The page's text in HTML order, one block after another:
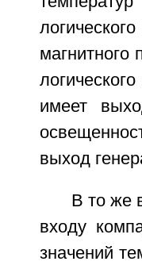
магнитного
имеет
выход
В то же
входу
значений